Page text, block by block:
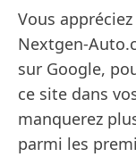
Vous
Nextgen-
sur Google,
ce site dans
manquerez
parmi les